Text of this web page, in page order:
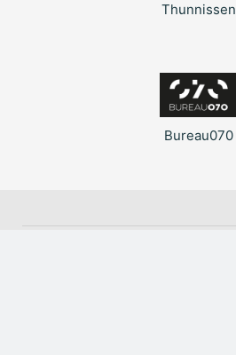
Thunnissen
Bureau070